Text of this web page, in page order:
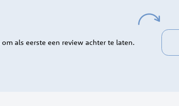
als eerste een review achter te laten.